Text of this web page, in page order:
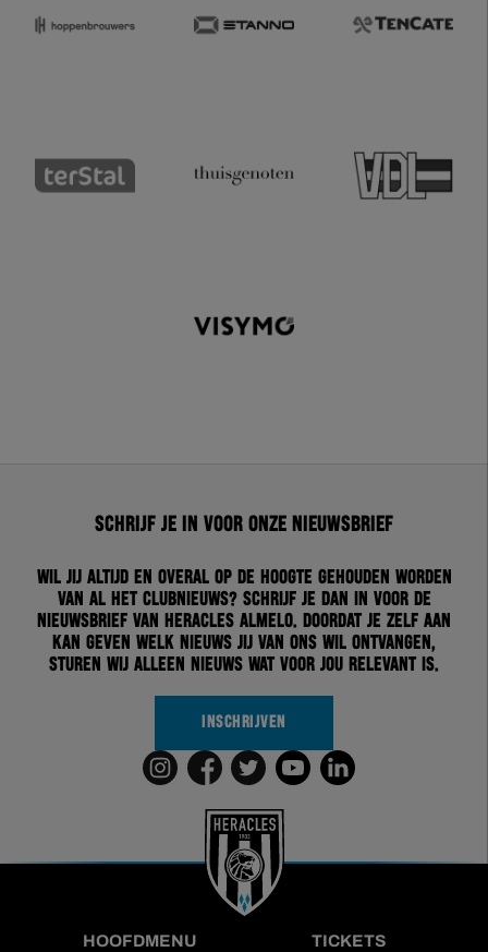
Schrijf je in voor onze nieuwsbrief
Wil jij altijd en overal op de hoogte gehouden worden
van al het clubnieuws? Schrijf je dan in voor de
nieuwsbrief van Heracles Almelo. Doordat je zelf aan
kan geven welk nieuws jij van ons wil ontvangen,
sturen wij alleen nieuws wat voor jou relevant is.
INSCHRIJVEN
HOOFDMENU TICKETS